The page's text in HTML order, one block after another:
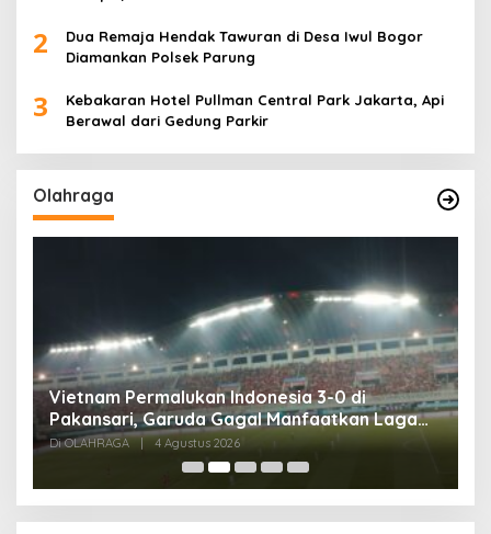
2
Dua Remaja Hendak Tawuran di Desa Iwul Bogor
Diamankan Polsek Parung
3
Kebakaran Hotel Pullman Central Park Jakarta, Api
Berawal dari Gedung Parkir
Olahraga
Vietnam Permalukan Indonesia 3-0 di
Pakansari, Garuda Gagal Manfaatkan Laga
Kandang
Di OLAHRAGA 4 Agustus 2026